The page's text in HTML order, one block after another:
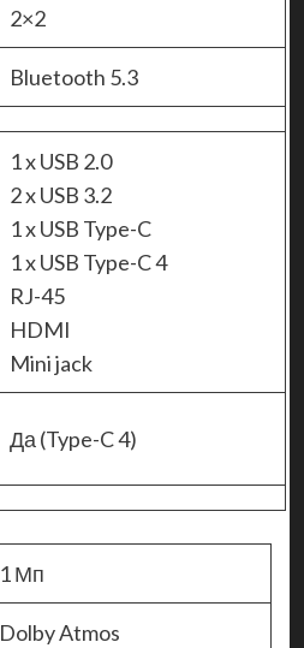
2×2
Bluetooth 5.3
1 x USB 2.0
2 x USB 3.2
1 x USB Type-C
1 x USB Type-C 4
RJ-45
HDMI
Mini jack
Да (Type-C 4)
1 Мп
Dolby Atmos